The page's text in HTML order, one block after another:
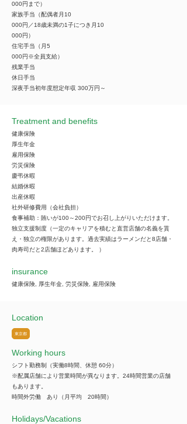
000円まで）
家族手当（配偶者月10
000円／18歳未満の1子につき月10
000円）
住宅手当（月5
000円※全員支給）
残業手当
休日手当
深夜手当初年度想定年収 300万円～
Treatment and benefits
健康保険
厚生年金
雇用保険
労災保険
慶弔休暇
結婚休暇
出産休暇
社外研修費用（会社負担）
食事補助：賄いが100～200円でお召し上がりいただけます。
独立支援制度（一定のキャリアを積むと直営店舗の名義を貰
え・独立の権限があります。過去実績はラーメンだと8店舗・
肉寿司だと2店舗ほどあります。 ）
insurance
健康保険, 厚生年金, 労災保険, 雇用保険
Location
東京都
Working hours
シフト勤務制（実働8時間、休憩 60分）
※配属店舗により営業時間が異なります。24時間営業の店舗
もあります。
時間外労働 あり（月平均 20時間）
​Holidays/Vacations